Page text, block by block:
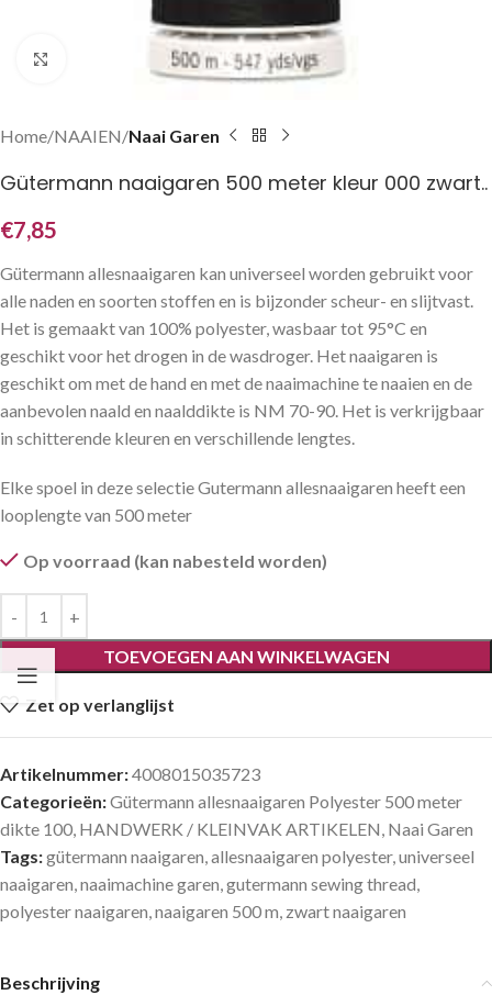
Klik om te vergroten
Home NAAIEN Naai Garen
Gütermann naaigaren 500 meter kleur 000 zwart..
€7,85
Gütermann allesnaaigaren kan universeel worden gebruikt voor
alle naden en soorten stoffen en is bijzonder scheur- en slijtvast.
Het is gemaakt van 100% polyester, wasbaar tot 95°C en
geschikt voor het drogen in de wasdroger. Het naaigaren is
geschikt om met de hand en met de naaimachine te naaien en de
aanbevolen naald en naalddikte is NM 70-90. Het is verkrijgbaar
in schitterende kleuren en verschillende lengtes.
Elke spoel in deze selectie Gutermann allesnaaigaren heeft een
looplengte van 500 meter
Op voorraad (kan nabesteld worden)
TOEVOEGEN AAN WINKELWAGEN
Zet op verlanglijst
Artikelnummer:4008015035723
Categorieën:Gütermann allesnaaigaren Polyester 500 meter
dikte 100, HANDWERK / KLEINVAK ARTIKELEN, Naai Garen
Tags:gütermann naaigaren,allesnaaigaren polyester,universeel
naaigaren,naaimachine garen,gutermann sewing thread,
polyester naaigaren,naaigaren 500 m, zwart naaigaren
Beschrijving